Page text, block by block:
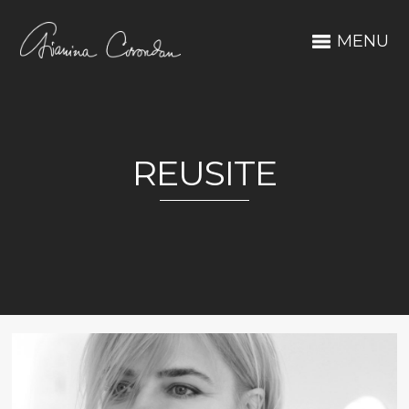
MENU
REUSITE